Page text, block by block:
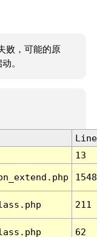
败，可能的原
。
Line
13
1548
211
62